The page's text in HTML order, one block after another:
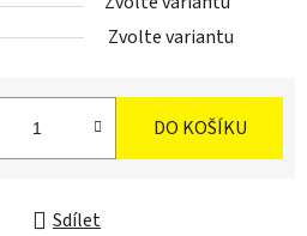
Zvolte variantu
DO KOŠÍKU
Sdílet